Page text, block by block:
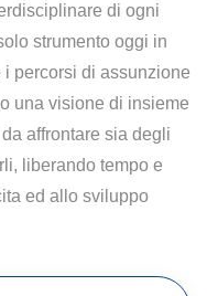
di ogni
strumento oggi in
percorsi di assunzione
una visione di insieme
affrontare sia degli
liberando tempo e
ed allo sviluppo